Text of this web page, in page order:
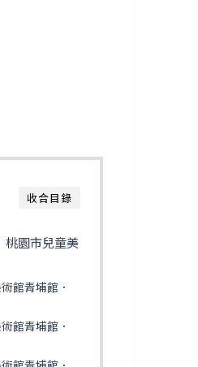
收合目錄
桃園市兒童美
館青埔館．
館青埔館．